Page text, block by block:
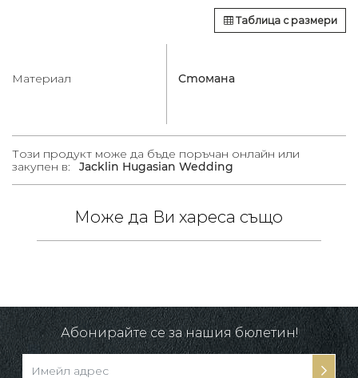
Таблица с размери
Материал Стомана
Този продукт може да бъде поръчан онлайн или
закупен в:
Jacklin Hugasian Wedding
Може да Ви хареса също
Абонирайте се за нашия бюлетин!